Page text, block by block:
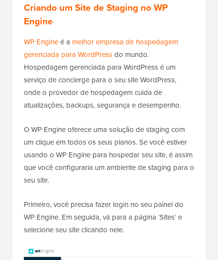
Criando um Site de Staging no WP
Engine
WP Engineé a melhor empresa de hospedagem
gerenciada para WordPressdo mundo.
Hospedagem gerenciada para WordPress é um
serviço de concierge para o seu site WordPress,
onde o provedor de hospedagem cuida de
atualizações, backups, segurança e desempenho.
O WP Engine oferece uma solução de staging com
um clique em todos os seus planos. Se você estiver
usando o WP Engine para hospedar seu site, é assim
que você configuraria um ambiente de staging para o
seu site.
Primeiro, você precisa fazer login no seu painel do
WP Engine. Em seguida, vá para a página ‘Sites’ e
selecione seu site clicando nele.